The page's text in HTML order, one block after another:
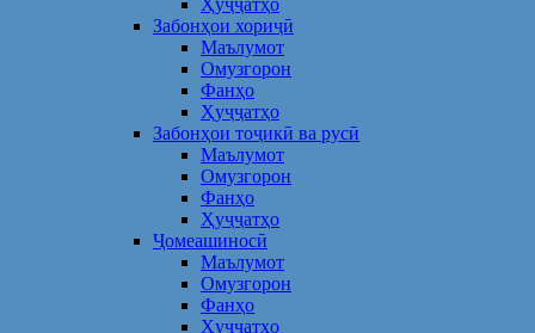
Ҳуҷҷатҳо
Забонҳои хориҷӣ
Маълумот
Омузгорон
Фанҳо
Ҳуҷҷатҳо
Забонҳои тоҷикӣ ва русӣ
Маълумот
Омузгорон
Фанҳо
Ҳуҷҷатҳо
Ҷомеашиносӣ
Маълумот
Омузгорон
Фанҳо
Ҳуҷҷатҳо